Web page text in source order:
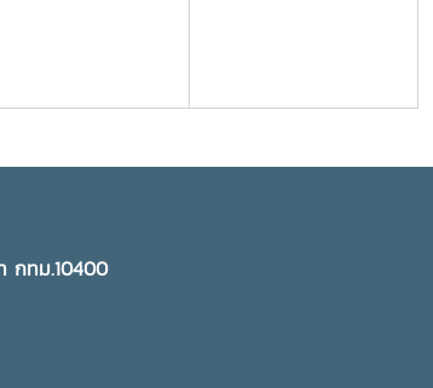
กทม.10400